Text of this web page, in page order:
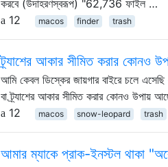
করবে (উদাহরণস্বরূপ) "62,736 ফাইল …
12
macos finder trash
ট্র্যাশের আকার সীমিত করার কোনও
আমি কেবল ডিস্কের জায়গার বাইরে চলে
বা ট্র্যাশের আকার সীমিত করার কোনও উপায়
12
macos snow-leopard trash
আমার ম্যাকে প্রাক-ইনস্টল থাকা